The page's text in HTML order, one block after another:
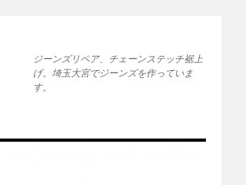
ジーンズリペア、チェーンステッチ裾上
げ。埼玉大宮でジーンズを作っていま
す。